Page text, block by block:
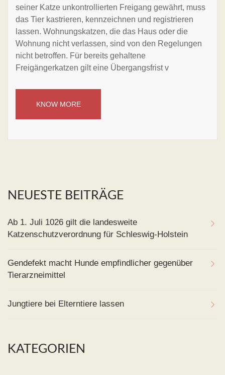
seiner Katze unkontrollierten Freigang gewährt, muss
das Tier kastrieren, kennzeichnen und registrieren
lassen. Wohnungskatzen, die das Haus oder die
Wohnung nicht verlassen, sind von den Regelungen
nicht betroffen. Für bereits gehaltene
Freigängerkatzen gilt eine Übergangsfrist v
KNOW MORE
NEUESTE BEITRÄGE
Ab 1. Juli 1026 gilt die landesweite
Katzenschutzverordnung für Schleswig-Holstein
Gendefekt macht Hunde empfindlicher gegenüber
Tierarzneimittel
Jungtiere bei Elterntiere lassen
KATEGORIEN